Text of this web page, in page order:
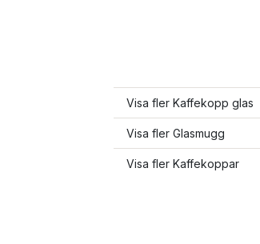
Visa fler Kaffekopp glas
Visa fler Glasmugg
Visa fler Kaffekoppar